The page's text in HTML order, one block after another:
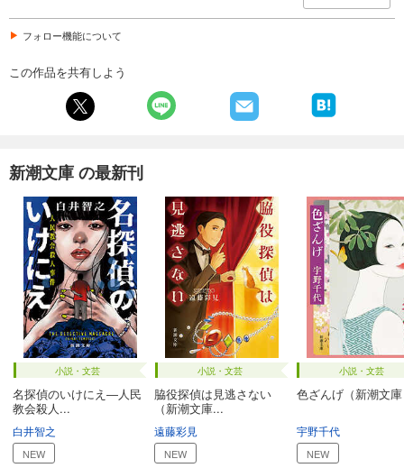
フォロー機能について
この作品を共有しよう
新潮文庫 の最新刊
小説・文芸
名探偵のいけにえ―人民
教会殺人...
白井智之
NEW
小説・文芸
脇役探偵は見逃さない
（新潮文庫...
遠藤彩見
NEW
小説・文芸
色ざんげ（新潮文
宇野千代
NEW